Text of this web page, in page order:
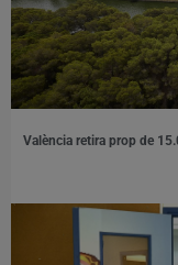
València retira prop de